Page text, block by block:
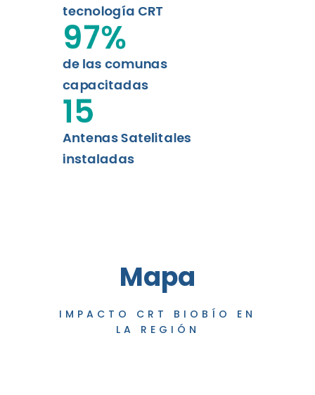
tecnología CRT
de las comunas
capacitadas
97%
Antenas Satelitales
instaladas
15
Mapa
IMPACTO CRT BIOBÍO EN
LA REGIÓN